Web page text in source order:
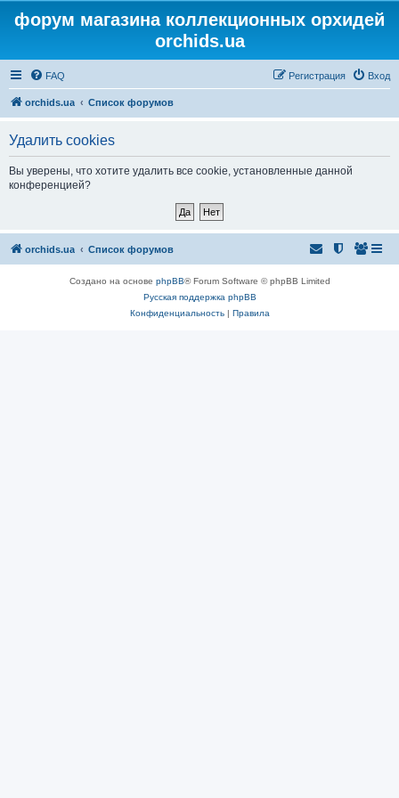
форум магазина коллекционных орхидей
orchids.ua
FAQ Вход
Регистрация
orchids.ua Список форумов
Удалить cookies
Вы уверены, что хотите удалить все cookie, установленные данной
конференцией?
orchids.ua Список форумов
Создано на основе phpBB® Forum Software © phpBB Limited
Русская поддержка phpBB
Конфиденциальность| Правила